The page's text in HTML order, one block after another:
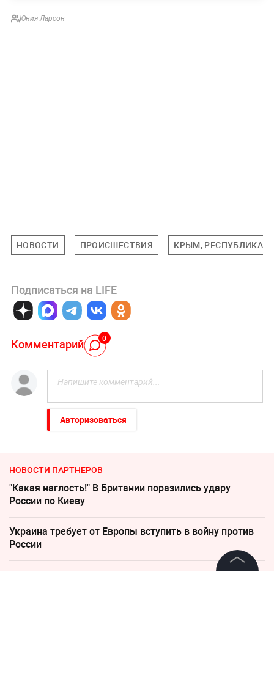
Юния Ларсон
НОВОСТИ ПРОИСШЕСТВИЯ КРЫМ, РЕСПУБЛИКА
Подписаться на LIFE
Комментарий 0
Авторизоваться
НОВОСТИ ПАРТНЕРОВ
"Какая наглость!" В Британии поразились удару
России по Киеву
Украина требует от Европы вступить в войну против
России
Погиб Александр Ермаков